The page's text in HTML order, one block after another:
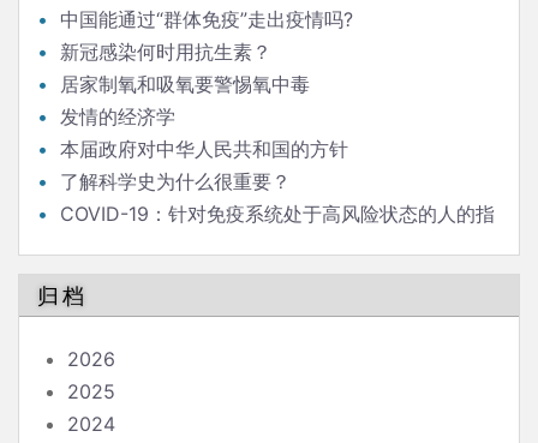
中国能通过“群体免疫”走出疫情吗?
新冠感染何时用抗生素？
居家制氧和吸氧要警惕氧中毒
发情的经济学
本届政府对中华人民共和国的方针
了解科学史为什么很重要？
COVID-19：针对免疫系统处于高风险状态的人的指
归档
2026
2025
2024